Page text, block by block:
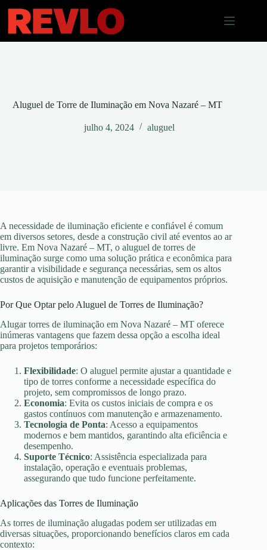
para
conteúdo
Aluguel de Torre de Iluminação em Nova Nazaré – MT
julho 4, 2024 aluguel
A necessidade de iluminação eficiente e confiável é comum
em diversos setores, desde a construção civil até eventos ao ar
livre. Em Nova Nazaré – MT, o aluguel de torres de
iluminação surge como uma solução prática e econômica para
garantir a visibilidade e segurança necessárias, sem os altos
custos de aquisição e manutenção de equipamentos próprios.
Por Que Optar pelo Aluguel de Torres de Iluminação?
Alugar torres de iluminação em Nova Nazaré – MT oferece
inúmeras vantagens que fazem dessa opção a escolha ideal
para projetos temporários:
Flexibilidade: O aluguel permite ajustar a quantidade e
tipo de torres conforme a necessidade específica do
projeto, sem compromissos de longo prazo.
Economia: Evita os custos iniciais de compra e os
gastos contínuos com manutenção e armazenamento.
Tecnologia de Ponta: Acesso a equipamentos
modernos e bem mantidos, garantindo alta eficiência e
desempenho.
Suporte Técnico: Assistência especializada para
instalação, operação e eventuais problemas,
assegurando que tudo funcione perfeitamente.
Aplicações das Torres de Iluminação
As torres de iluminação alugadas podem ser utilizadas em
diversas situações, proporcionando benefícios claros em cada
contexto: